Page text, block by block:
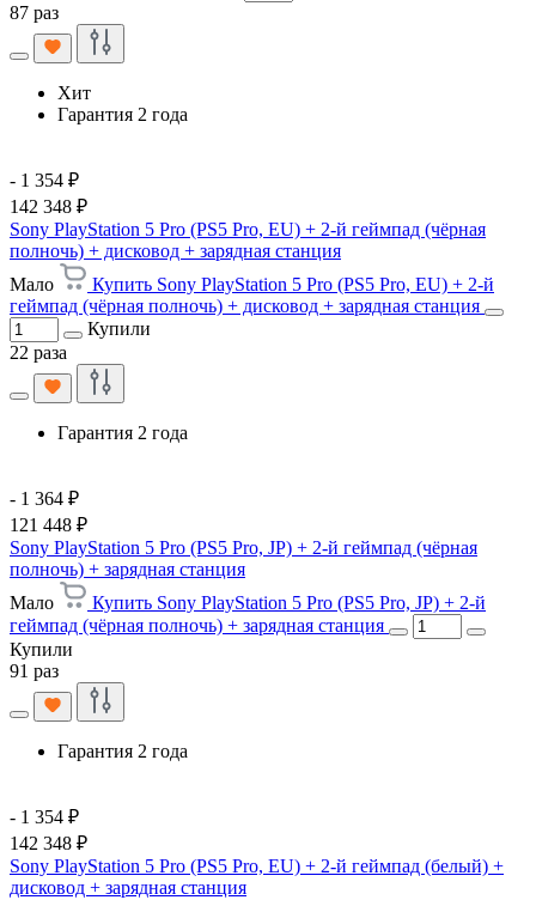
87 раз
Хит
Гарантия 2 года
- 1 354 ₽
142 348 ₽
Sony PlayStation 5 Pro (PS5 Pro, EU) + 2-й геймпад (чёрная
полночь) + дисковод + зарядная станция
Мало
Купить Sony PlayStation 5 Pro (PS5 Pro, EU) + 2-й
геймпад (чёрная полночь) + дисковод + зарядная станция
Купили
22 раза
Гарантия 2 года
- 1 364 ₽
121 448 ₽
Sony PlayStation 5 Pro (PS5 Pro, JP) + 2-й геймпад (чёрная
полночь) + зарядная станция
Мало
Купить Sony PlayStation 5 Pro (PS5 Pro, JP) + 2-й
геймпад (чёрная полночь) + зарядная станция
Купили
91 раз
Гарантия 2 года
- 1 354 ₽
142 348 ₽
Sony PlayStation 5 Pro (PS5 Pro, EU) + 2-й геймпад (белый) +
дисковод + зарядная станция